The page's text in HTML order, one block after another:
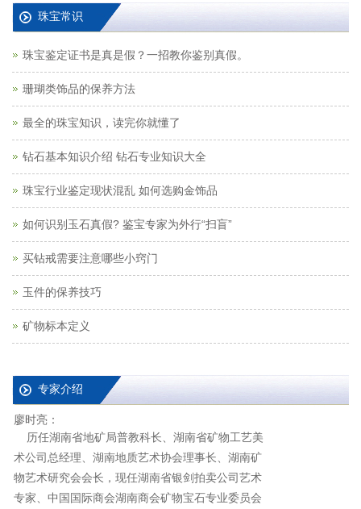
珠宝常识
珠宝鉴定证书是真是假？一招教你鉴别真假。
珊瑚类饰品的保养方法
最全的珠宝知识，读完你就懂了
钻石基本知识介绍 钻石专业知识大全
珠宝行业鉴定现状混乱 如何选购金饰品
如何识别玉石真假? 鉴宝专家为外行“扫盲”
买钻戒需要注意哪些小窍门
玉件的保养技巧
矿物标本定义
专家介绍
廖时亮：
历任湖南省地矿局普教科长、湖南省矿物工艺美
术公司总经理、湖南地质艺术协会理事长、湖南矿
物艺术研究会会长，现任湖南省银剑拍卖公司艺术
专家、中国国际商会湖南商会矿物宝石专业委员会